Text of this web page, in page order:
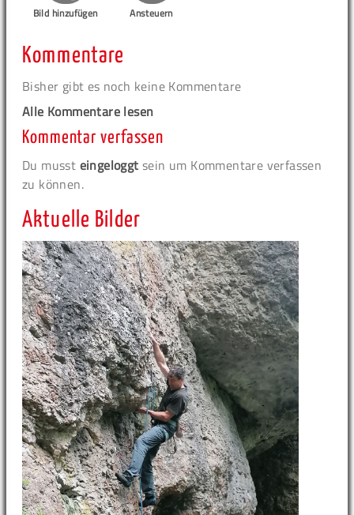
Bild hinzufügen Ansteuern
Kommentare
Bisher gibt es noch keine Kommentare
Alle Kommentare lesen
Kommentar verfassen
Du musst eingeloggt sein um Kommentare verfassen
zu können.
Aktuelle Bilder